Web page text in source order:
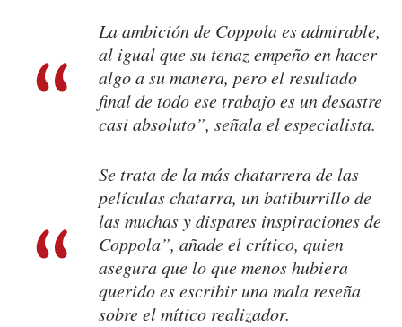
La ambición de Coppola es admirable,
al igual que su tenaz empeño en hacer
algo a su manera, pero el resultado
final de todo ese trabajo es un desastre
casi absoluto”, señala el especialista.
Se trata de la más chatarrera de las
películas chatarra, un batiburrillo de
las muchas y dispares inspiraciones de
Coppola”, añade el crítico, quien
asegura que lo que menos hubiera
querido es escribir una mala reseña
sobre el mítico realizador.